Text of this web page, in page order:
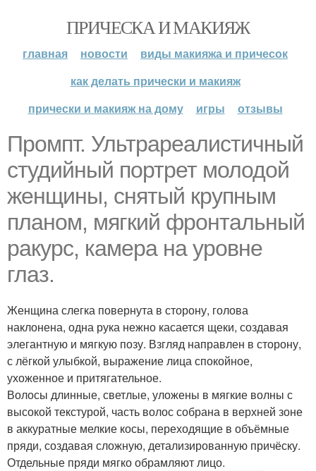
ПРИЧЕСКА И МАКИЯЖ
главная новости
виды макияжа и причесок
как делать прически и макияж
прически и макияж на дому
игры отзывы
Промпт. Ультрареалистичный
студийный портрет молодой
женщины, снятый крупным
планом, мягкий фронтальный
ракурс, камера на уровне
глаз.
Женщина слегка повернута в сторону, голова
наклонена, одна рука нежно касается щеки, создавая
элегантную и мягкую позу. Взгляд направлен в сторону,
с лёгкой улыбкой, выражение лица спокойное,
ухоженное и притягательное.
Волосы длинные, светлые, уложены в мягкие волны с
высокой текстурой, часть волос собрана в верхней зоне
в аккуратные мелкие косы, переходящие в объёмные
пряди, создавая сложную, детализированную причёску.
Отдельные пряди мягко обрамляют лицо.